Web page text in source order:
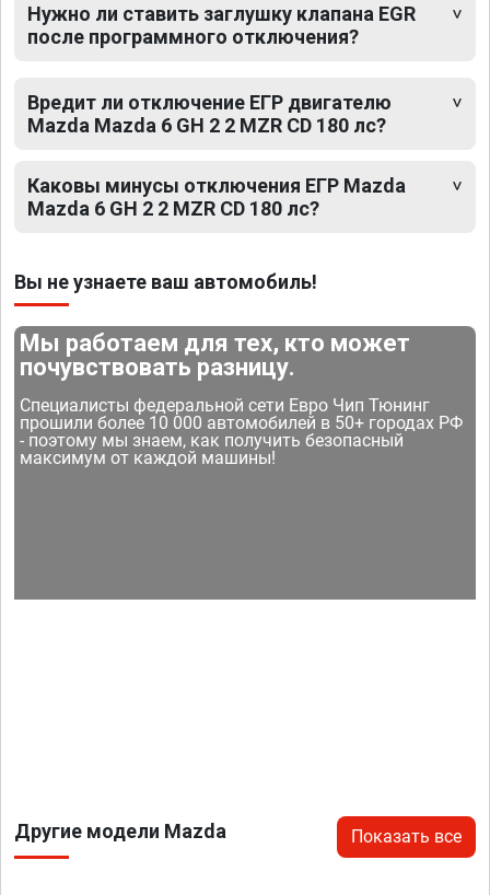
Нужно ли ставить заглушку клапана EGR
после программного отключения?
Вредит ли отключение ЕГР двигателю
Mazda Mazda 6 GH 2 2 MZR CD 180 лс?
Каковы минусы отключения ЕГР Mazda
Mazda 6 GH 2 2 MZR CD 180 лс?
Вы не узнаете ваш автомобиль!
Мы работаем для тех, кто может
почувствовать разницу.
Специалисты федеральной сети Евро Чип Тюнинг
прошили более 10 000 автомобилей в 50+ городах РФ
- поэтому мы знаем, как получить безопасный
максимум от каждой машины!
Другие модели Mazda Показать все